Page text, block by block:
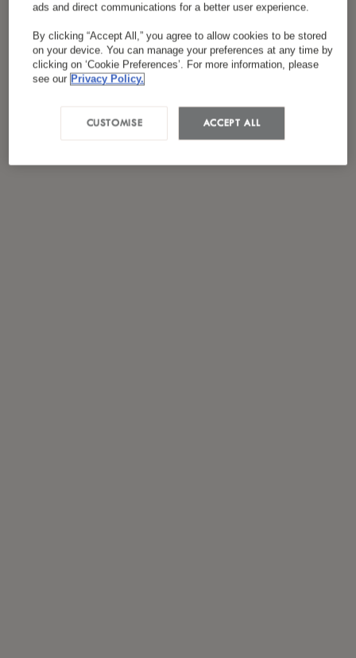
ads and direct communications for a better user experience.
By clicking “Accept All,” you agree to allow cookies to be stored
on your device. You can manage your preferences at any time by
clicking on ‘Cookie Preferences’. For more information, please
see our Privacy Policy.
ACCEPT ALL
CUSTOMISE